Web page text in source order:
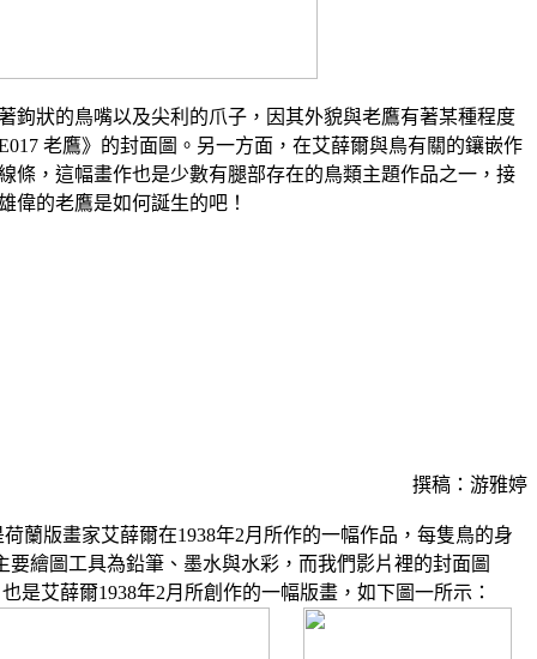
鉤狀的鳥嘴以及尖利的爪子，因其外貌與老鷹有著某種程度
老鷹》的封面圖。另一方面，在艾薛爾與鳥有關的鑲嵌作
條，這幅畫作也是少數有腿部存在的鳥類主題作品之一，接
偉的老鷹是如何誕生的吧！
撰稿：游雅婷
蘭版畫家艾薛爾在1938年2月所作的一幅作品，每隻鳥的身
繪圖工具為鉛筆、墨水與水彩，而我們影片裡的封面圖
是艾薛爾1938年2月所創作的一幅版畫，如下圖一所示：